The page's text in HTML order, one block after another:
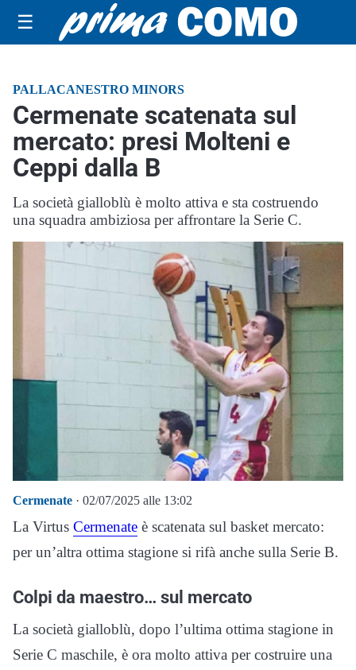
☰
PALLACANESTRO MINORS
Cermenate scatenata sul
mercato: presi Molteni e
Ceppi dalla B
La società gialloblù è molto attiva e sta costruendo
una squadra ambiziosa per affrontare la Serie C.
Cermenate · 02/07/2025 alle 13:02
La Virtus Cermenate è scatenata sul basket mercato:
per un’altra ottima stagione si rifà anche sulla Serie B.
Colpi da maestro… sul mercato
La società gialloblù, dopo l’ultima ottima stagione in
Serie C maschile, è ora molto attiva per costruire una